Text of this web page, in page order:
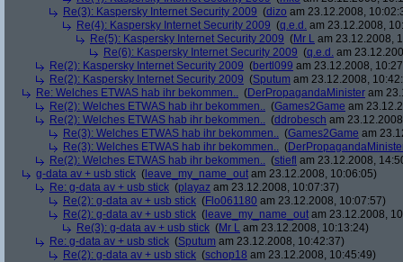
Re(3): Kaspersky Internet Security 2009 (dizo am 23.12.2008,
Re(4): Kaspersky Internet Security 2009 (q.e.d. am 23.12.2008,
Re(5): Kaspersky Internet Security 2009 (Mr L am 23.12.2008,
Re(6): Kaspersky Internet Security 2009 (q.e.d. am
Re(2): Kaspersky Internet Security 2009 (bertl099 am 23.12.2008,
Re(2): Kaspersky Internet Security 2009 (Sputum am 23.12.2008,
Re: Welches ETWAS hab ihr bekommen.. (DerPropagandaMinister am
Re(2): Welches ETWAS hab ihr bekommen.. (Games2Game am
Re(2): Welches ETWAS hab ihr bekommen.. (ddrobesch am
Re(3): Welches ETWAS hab ihr bekommen.. (Games2Game am
Re(3): Welches ETWAS hab ihr bekommen.. (
Re(2): Welches ETWAS hab ihr bekommen.. (stiefl am 23.12.2008,
g-data av + usb stick ( leave_my_name_out am 23.12.2008, 10:06:05)
Re: g-data av + usb stick (playaz am 23.12.2008, 10:07:37)
Re(2): g-data av + usb stick (Flo061180 am 23.12.2008, 10:07:57)
Re(2): g-data av + usb stick ( leave_my_name_out am 23.12.2008,
Re(3): g-data av + usb stick (Mr L am 23.12.2008, 10:13:24)
Re: g-data av + usb stick (Sputum am 23.12.2008, 10:42:37)
Re(2): g-data av + usb stick (schop18 am 23.12.2008, 10:45:49)